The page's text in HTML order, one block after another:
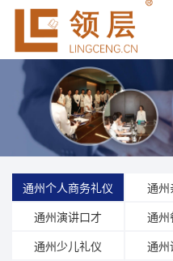
通州个人商务礼仪 通州
通州演讲口才
通州
通州少儿礼仪
通州